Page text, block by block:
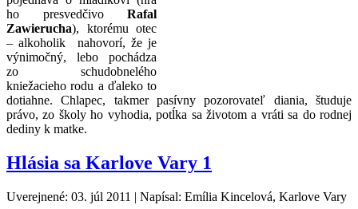
ho presvedčivoRafal
Zawierucha), ktorému otec
– alkoholik nahovorí, že je
výnimočný, lebo pochádza
zo schudobnelého
kniežacieho rodu a ďaleko to
dotiahne. Chlapec, takmer pasívny pozorovateľ diania, študuje
právo, zo školy ho vyhodia, potĺka sa životom a vráti sa do rodnej
dediny k matke.
Hlásia sa Karlove Vary 1
Uverejnené: 03. júl 2011 | Napísal: Emília Kincelová, Karlove Vary